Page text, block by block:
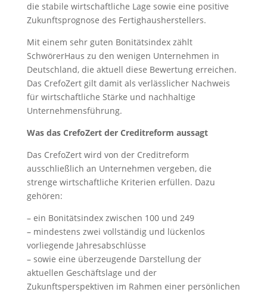
die stabile wirtschaftliche Lage sowie eine positive
Zukunftsprognose des Fertighausherstellers.
Mit einem sehr guten Bonitätsindex zählt
SchwörerHaus zu den wenigen Unternehmen in
Deutschland, die aktuell diese Bewertung erreichen.
Das CrefoZert gilt damit als verlässlicher Nachweis
für wirtschaftliche Stärke und nachhaltige
Unternehmensführung.
Was das CrefoZert der Creditreform aussagt
Das CrefoZert wird von der Creditreform
ausschließlich an Unternehmen vergeben, die
strenge wirtschaftliche Kriterien erfüllen. Dazu
gehören:
– ein Bonitätsindex zwischen 100 und 249
– mindestens zwei vollständig und lückenlos
vorliegende Jahresabschlüsse
– sowie eine überzeugende Darstellung der
aktuellen Geschäftslage und der
Zukunftsperspektiven im Rahmen einer persönlichen